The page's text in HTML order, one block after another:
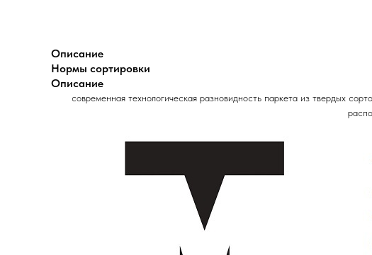
Описание
Нормы сортировки
Описание
современная технологическая разновидность паркета из твердых